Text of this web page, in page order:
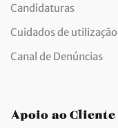
Candidaturas
Cuidados de
Canal de Denúncias
Apoio ao Cliente